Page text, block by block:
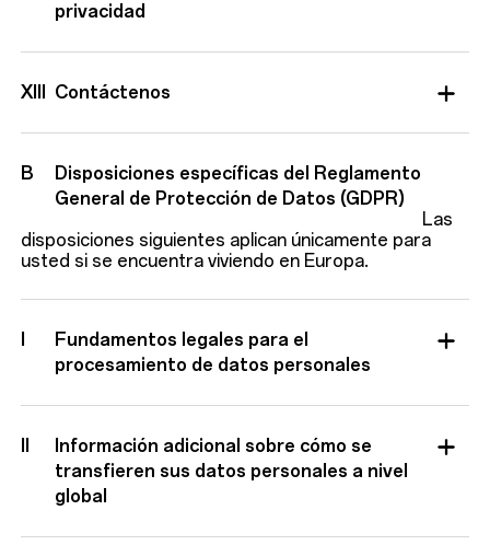
privacidad
XIII Contáctenos
B
Disposiciones específicas del Reglamento
General de Protección de Datos (GDPR)
Las
disposiciones siguientes aplican únicamente para
usted si se encuentra viviendo en Europa.
Fundamentos legales para el
procesamiento de datos personales
Información adicional sobre cómo se
transfieren sus datos personales a nivel
global